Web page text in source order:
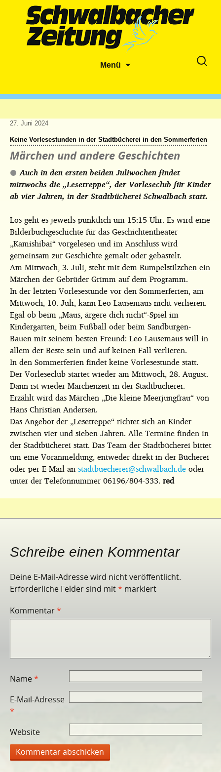
Menü
Suche
27. Juni 2024
Keine Vorlesestunden in der Stadtbücherei in den Sommerferien
Märchen und andere Geschichten
Auch in den ersten beiden Juliwochen findet
mittwochs die „Lesetreppe“, der Vorleseclub für Kinder
ab vier Jahren, in der Stadtbücherei Schwalbach statt.
Los geht es jeweils pünktlich um 15:15 Uhr. Es wird eine
Bilderbuchgeschichte für das Geschichtentheater
„Kamishibai“ vorgelesen und im Anschluss wird
gemeinsam zur Geschichte gemalt oder gebastelt.
Am Mittwoch, 3. Juli, steht mit dem Rumpelstilzchen ein
Märchen der Gebrüder Grimm auf dem Programm.
In der letzten Vorlesestunde vor den Sommerferien, am
Mittwoch, 10. Juli, kann Leo Lausemaus nicht verlieren.
Egal ob beim „Maus, ärgere dich nicht“-Spiel im
Kindergarten, beim Fußball oder beim Sandburgen-
Bauen mit seinem besten Freund: Leo Lausemaus will in
allem der Beste sein und auf keinen Fall verlieren.
In den Sommerferien findet keine Vorlesestunde statt.
Der Vorleseclub startet wieder am Mittwoch, 28. August.
Dann ist wieder Märchenzeit in der Stadtbücherei.
Erzählt wird das Märchen „Die kleine Meerjungfrau“ von
Hans Christian Andersen.
Das Angebot der „Lesetreppe“ richtet sich an Kinder
zwischen vier und sieben Jahren. Alle Termine finden in
der Stadtbücherei statt. Das Team der Stadtbücherei bittet
um eine Voranmeldung, entweder direkt in der Bücherei
oder per E-Mail anstadtbuecherei@schwalbach.deoder
unter der Telefonnummer 06196/804-333. red
Schreibe einen Kommentar
Deine E-Mail-Adresse wird nicht veröffentlicht.
Erforderliche Felder sind mit* markiert
Kommentar*
Name*
E-Mail-Adresse
*
Website